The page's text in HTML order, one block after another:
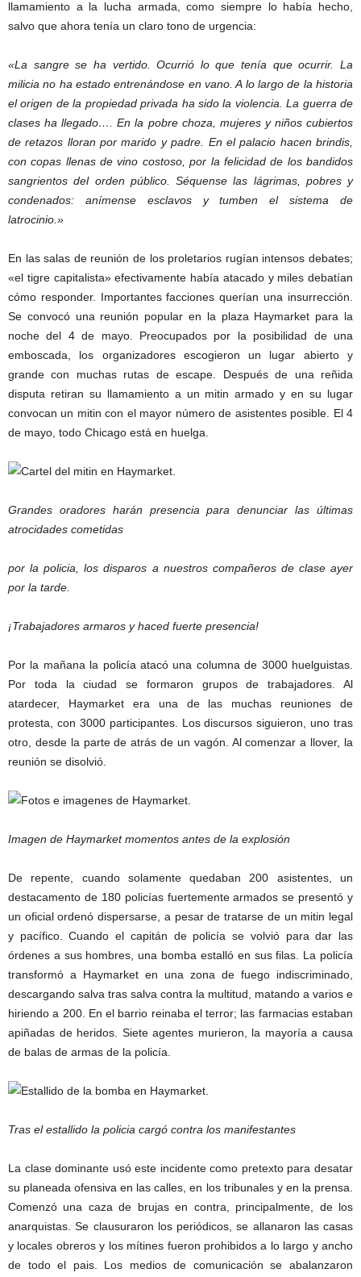
llamamiento a la lucha armada, como siempre lo había hecho,
salvo que ahora tenía un claro tono de urgencia:
«La sangre se ha vertido. Ocurrió lo que tenía que ocurrir. La
milicia no ha estado entrenándose en vano. A lo largo de la historia
el origen de la propiedad privada ha sido la violencia. La guerra de
clases ha llegado…. En la pobre choza, mujeres y niños cubiertos
de retazos lloran por marido y padre. En el palacio hacen brindis,
con copas llenas de vino costoso, por la felicidad de los bandidos
sangrientos del orden público. Séquense las lágrimas, pobres y
condenados: anímense esclavos y tumben el sistema de
latrocinio.»
En las salas de reunión de los proletarios rugían intensos debates;
«el tigre capitalista» efectivamente había atacado y miles debatían
cómo responder. Importantes facciones querían una insurrección.
Se convocó una reunión popular en la plaza Haymarket para la
noche del 4 de mayo. Preocupados por la posibilidad de una
emboscada, los organizadores escogieron un lugar abierto y
grande con muchas rutas de escape. Después de una reñida
disputa retiran su llamamiento a un mitin armado y en su lugar
convocan un mitin con el mayor número de asistentes posible. El 4
de mayo, todo Chicago está en huelga.
Grandes oradores harán presencia para denunciar las últimas
atrocidades cometidas
por la policia, los disparos a nuestros compañeros de clase ayer
por la tarde.
¡Trabajadores armaros y haced fuerte presencia!
Por la mañana la policía atacó una columna de 3000 huelguistas.
Por toda la ciudad se formaron grupos de trabajadores. Al
atardecer, Haymarket era una de las muchas reuniones de
protesta, con 3000 participantes. Los discursos siguieron, uno tras
otro, desde la parte de atrás de un vagón. Al comenzar a llover, la
reunión se disolvió.
Imagen de Haymarket momentos antes de la explosión
De repente, cuando solamente quedaban 200 asistentes, un
destacamento de 180 policías fuertemente armados se presentó y
un oficial ordenó dispersarse, a pesar de tratarse de un mitin legal
y pacífico. Cuando el capitán de policía se volvió para dar las
órdenes a sus hombres, una bomba estalló en sus filas. La policía
transformó a Haymarket en una zona de fuego indiscriminado,
descargando salva tras salva contra la multitud, matando a varios e
hiriendo a 200. En el barrio reinaba el terror; las farmacias estaban
apiñadas de heridos. Siete agentes murieron, la mayoría a causa
de balas de armas de la policía.
Tras el estallido la policia cargó contra los manifestantes
La clase dominante usó este incidente como pretexto para desatar
su planeada ofensiva en las calles, en los tribunales y en la prensa.
Comenzó una caza de brujas en contra, principalmente, de los
anarquistas. Se clausuraron los periódicos, se allanaron las casas
y locales obreros y los mítines fueron prohibidos a lo largo y ancho
de todo el pais. Los medios de comunicación se abalanzaron